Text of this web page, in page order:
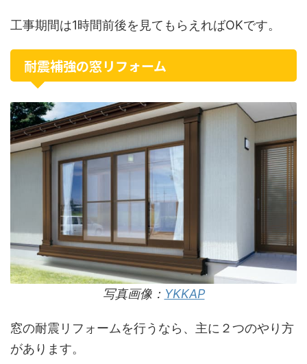
工事期間は1時間前後を見てもらえればOKです。
耐震補強の窓リフォーム
写真画像： YKKAP
窓の耐震リフォームを行うなら、主に２つのやり方
があります。